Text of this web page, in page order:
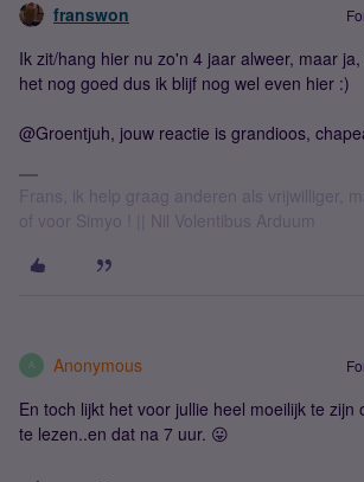
franswon
Ik zit/hang hier nu zo'n 4 jaar alweer, maar
het nog goed dus ik blijf nog wel even hier :)
@Groentjuh, jouw reactie is grandioos,
Frans, ik help graag anderen als vrijwilliger,
of voor Simyo ! || Nil Volentibus Arduum
A Anonymous
En toch lijkt het voor jullie heel moeilijk te zijn
te lezen..en dat na 7 uur. 😛